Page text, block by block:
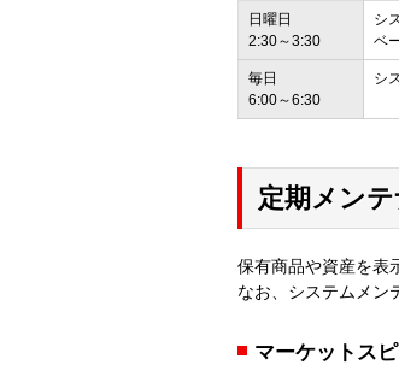
日曜日
2:30～3:30
シ
ベ
毎日
6:00～6:30
シ
定期メン
保有商品や資産を表
なお、システムメン
マーケットス